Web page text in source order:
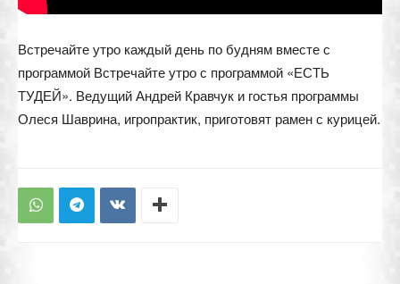
Встречайте утро каждый день по будням вместе с
программой Встречайте утро с программой «ЕСТЬ
ТУДЕЙ». Ведущий Андрей Кравчук и гостья программы
Олеся Шаврина, игропрактик, приготовят рамен с курицей.